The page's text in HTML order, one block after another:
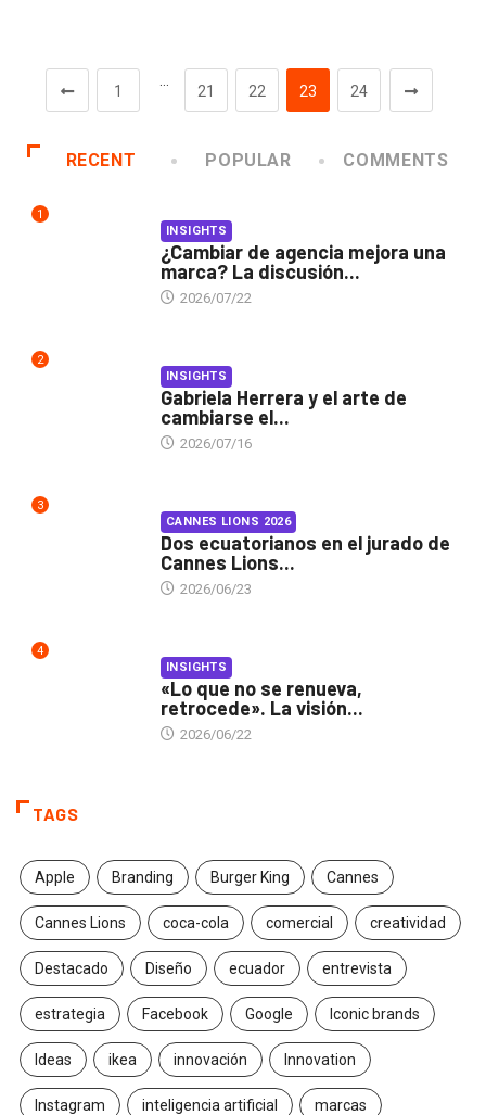
1
…
21 22 23 24
RECENT POPULAR COMMENTS
1
INSIGHTS
¿Cambiar de agencia mejora una
marca? La discusión...
2026/07/22
2
INSIGHTS
Gabriela Herrera y el arte de
cambiarse el...
2026/07/16
3
CANNES LIONS 2026
Dos ecuatorianos en el jurado de
Cannes Lions...
2026/06/23
4
INSIGHTS
«Lo que no se renueva,
retrocede». La visión...
2026/06/22
TAGS
Apple Branding Burger King Cannes
Cannes Lions coca-cola comercial creatividad
Destacado Diseño ecuador entrevista
estrategia Facebook Google Iconic brands
Ideas ikea innovación Innovation
Instagram inteligencia artificial marcas